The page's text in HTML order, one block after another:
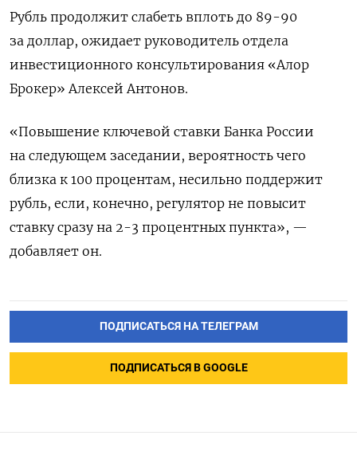
Рубль продолжит слабеть вплоть до 89-90
за доллар, ожидает руководитель отдела
инвестиционного консультирования «Алор
Брокер» Алексей Антонов.
«Повышение ключевой ставки Банка России
на следующем заседании, вероятность чего
близка к 100 процентам, несильно поддержит
рубль, если, конечно, регулятор не повысит
ставку сразу на 2-3 процентных пункта», —
добавляет он.
ПОДПИСАТЬСЯ НА ТЕЛЕГРАМ
ПОДПИСАТЬСЯ В GOOGLE